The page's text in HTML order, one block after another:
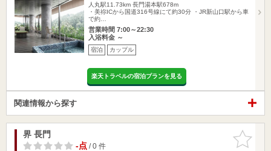
人丸駅11.73km 長門湯本駅678m
・美祢ICから国道316号線にて約30分 ・JR新山口駅から車
で約…
営業時間 7:00～22:30
入浴料金 ～
宿泊 カップル
楽天トラベルの宿泊プランを見る
関連情報から探す
お気に入
りに追加
界 長門
-点/ 0 件